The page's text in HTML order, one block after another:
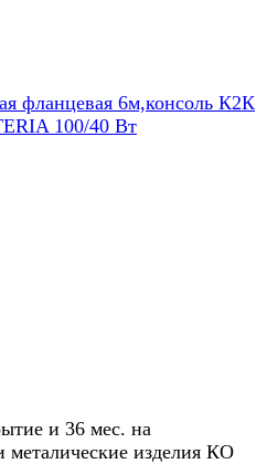
фланцевая 6м,консоль К2К
100/40 Вт
и 36 мес. на
металические изделия КО